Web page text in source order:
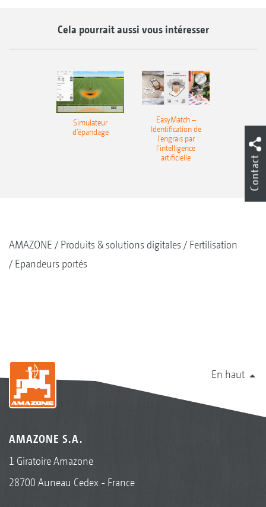
Cela pourrait aussi vous intéresser
Simulateur
d‘épandage
EasyMatch –
Identification de
l’engrais par
l’intelligence
artificielle
AMAZONE Produits & solutions digitales
Fertilisation
Epandeurs portés
En haut
AMAZONE S.A.
1 Giratoire Amazone
28700 Auneau Cedex - France
Contact